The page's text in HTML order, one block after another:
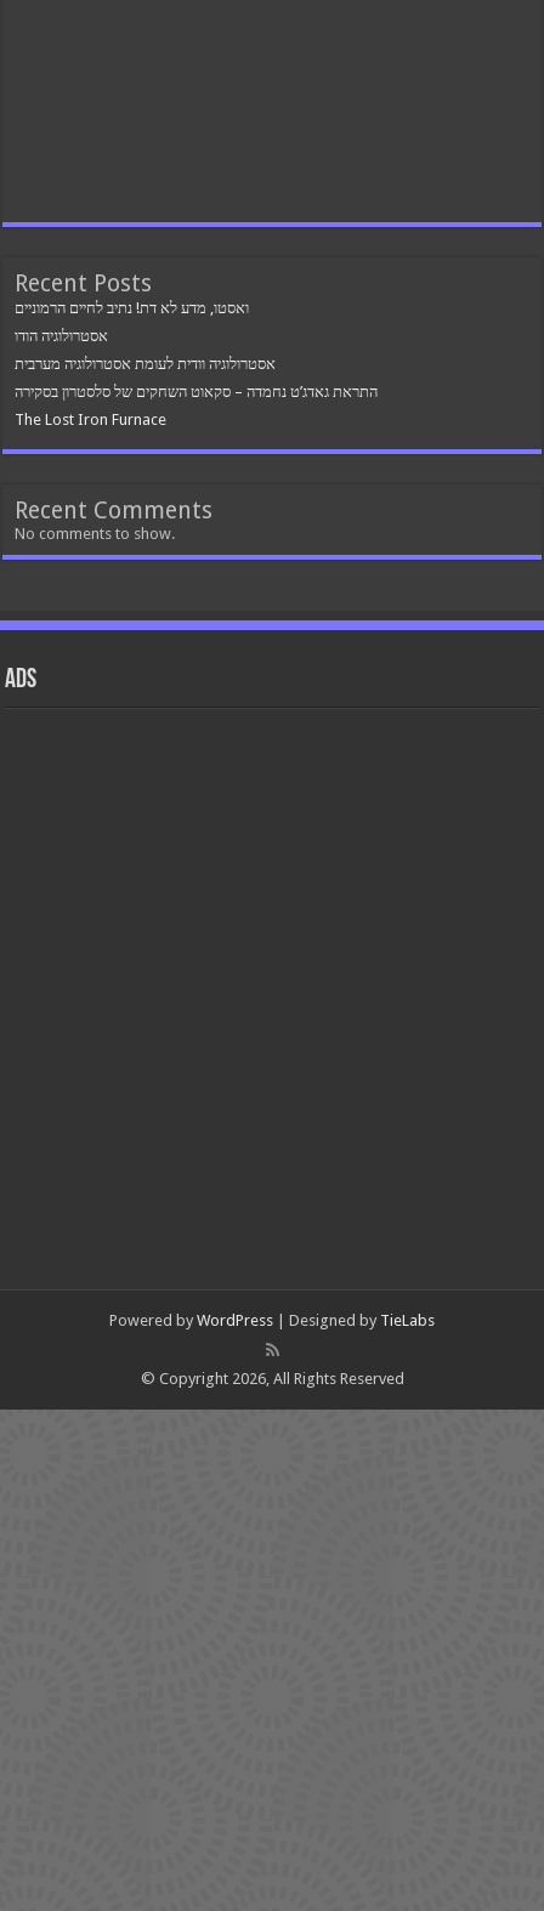
Recent Posts
ואסטו, מדע לא דת! נתיב לחיים הרמוניים
אסטרולוגיה הודו
אסטרולוגיה וודית לעומת אסטרולוגיה מערבית
התראת גאדג’ט נחמדה – סקאוט השחקים של סלסטרון בסקירה
The Lost Iron Furnace
Recent Comments
No comments to show.
ads
Powered by WordPress | Designed by TieLabs
© Copyright 2026, All Rights Reserved